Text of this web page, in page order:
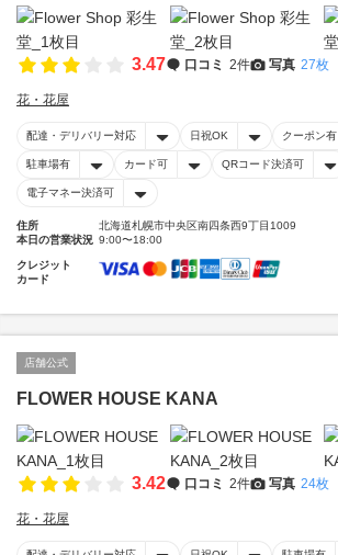
3.47 口コミ 2件 写真 27枚
花・花屋
配達・デリバリー対応 日祝OK クーポン有
駐車場有 カード可 QRコード決済可
電子マネー決済可
住所
北海道札幌市中央区南四条西9丁目1009
本日の営業状況 9:00〜18:00
クレジット
カード
店舗公式
FLOWER HOUSE KANA
3.42 口コミ 2件 写真 24枚
花・花屋